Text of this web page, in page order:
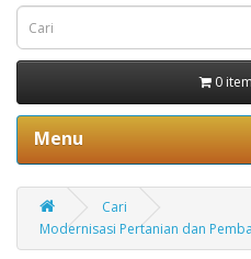
0
Menu
Cari
Modernisasi Pertanian dan